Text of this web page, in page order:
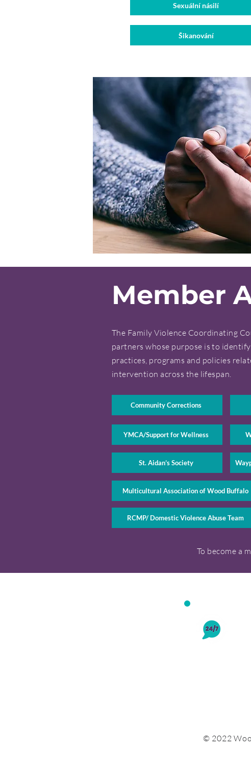
Sexuální násilí
Šikanování
Member
The Family Violence Coordinating
partners whose purpose is to
practices, programs and policies
intervention across the lifespan.
Community Corrections
YMCA/Support for Wellness
St. Aidan’s Society
Multicultural Association of Wood Buffalo
RCMP/ Domestic Violence Abuse Team
To become a
© 2022